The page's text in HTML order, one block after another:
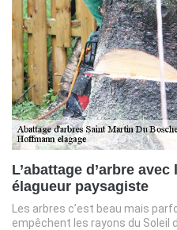
L’abattage d’arbre
élagueur paysagiste
Les arbres c’est beau mais
empêchent les rayons du Soleil